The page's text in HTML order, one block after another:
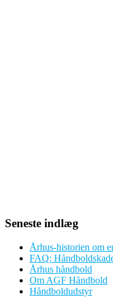
Seneste indlæg
Århus-historien om
FAQ:
Århus håndbold
Om AGF Håndbold
Håndboldudstyr